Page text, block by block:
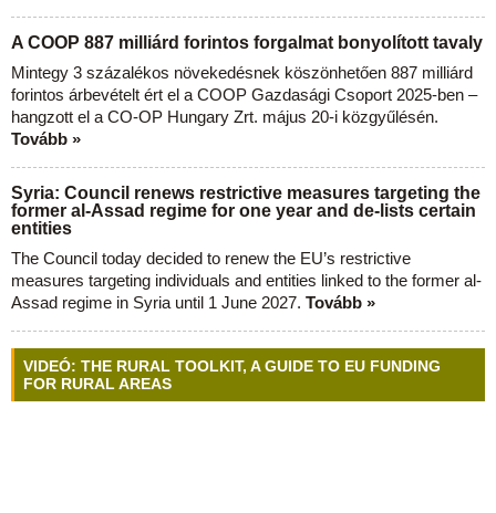
A COOP 887 milliárd forintos forgalmat bonyolított tavaly
Mintegy 3 százalékos növekedésnek köszönhetően 887 milliárd
forintos árbevételt ért el a COOP Gazdasági Csoport 2025-ben –
hangzott el a CO-OP Hungary Zrt. május 20-i közgyűlésén.
Tovább »
Syria: Council renews restrictive measures targeting the
former al-Assad regime for one year and de-lists certain
entities
The Council today decided to renew the EU’s restrictive
measures targeting individuals and entities linked to the former al-
Assad regime in Syria until 1 June 2027. Tovább »
VIDEÓ: THE RURAL TOOLKIT, A GUIDE TO EU FUNDING
FOR RURAL AREAS